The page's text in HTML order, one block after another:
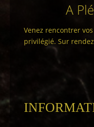
A
Venez rencontrer
privilégié. Sur